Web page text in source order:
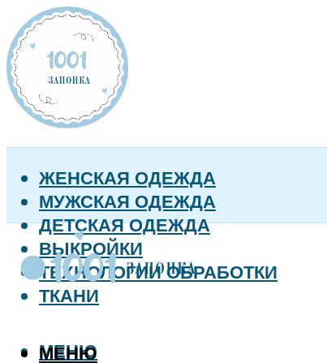
ЖЕНСКАЯ ОДЕЖДА
МУЖСКАЯ ОДЕЖДА
ДЕТСКАЯ ОДЕЖДА
ВЫКРОЙКИ
ТЕХНОЛОГИИ ОБРАБОТКИ
ТКАНИ
МЕНЮ
МЕНЮ